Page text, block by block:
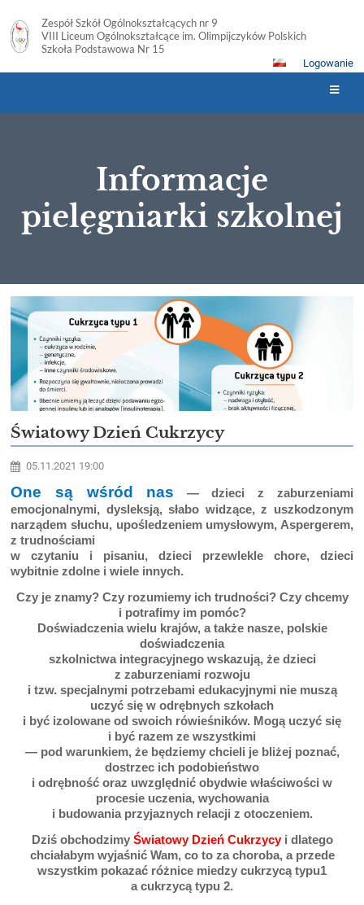
Zespół Szkół Ogólnokształcących nr 9
VIII Liceum Ogólnokształcące im. Olimpijczyków Polskich
Szkoła Podstawowa Nr 15
Logowanie
Informacje
pielęgniarki szkolnej
Informacje
pielęgniarki
szkolnej
Światowy Dzień Cukrzycy
05.11.2021 19:00
One są wśród nas — dzieci z zaburzeniami
emocjonalnymi, dysleksją, słabo widzące, z uszkodzonym
narządem słuchu, upośledzeniem umysłowym, Aspergerem,
z trudnościami
w czytaniu i pisaniu, dzieci przewlekle chore, dzieci
wybitnie zdolne i wiele innych.
Czy je znamy? Czy rozumiemy ich trudności? Czy chcemy
i potrafimy im pomóc?
Doświadczenia wielu krajów, a także nasze, polskie
doświadczenia
szkolnictwa integracyjnego wskazują, że dzieci
z zaburzeniami rozwoju
i tzw. specjalnymi potrzebami edukacyjnymi nie muszą
uczyć się w odrębnych szkołach
i być izolowane od swoich rówieśników. Mogą uczyć się
i być razem ze wszystkimi
— pod warunkiem, że będziemy chcieli je bliżej poznać,
dostrzec ich podobieństwo
i odrębność oraz uwzględnić obydwie właściwości w
procesie uczenia, wychowania
i budowania przyjaznych relacji z otoczeniem.
Dziś obchodzimy Światowy Dzień Cukrzycyi dlatego
chciałabym wyjaśnić Wam, co to za choroba, a przede
wszystkim pokazać różnice miedzy cukrzycą typu1
a cukrzycą typu 2.